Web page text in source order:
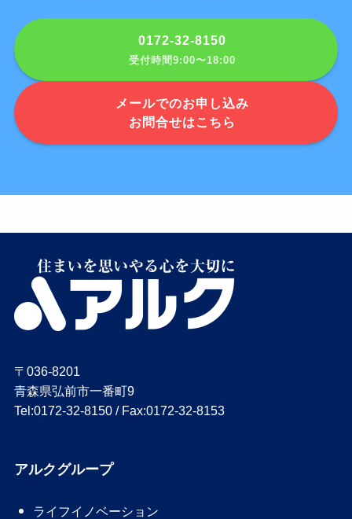
0172-32-8150
受付時間9:00〜18:00
メールでのお申し込み
お問合せはこちら
〒036-8201
青森県弘前市一番町9
Tel:0172-32-8150 / Fax:0172-32-8153
アルクグループ
ライフイノベーション